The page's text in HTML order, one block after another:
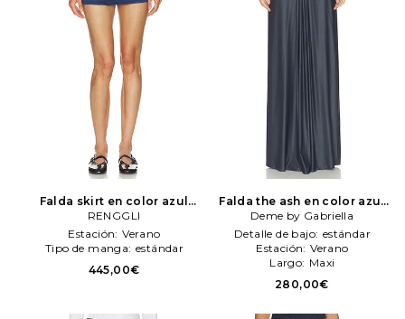
Falda skirt en color azul
mareno RENGGLI
RENGGLI
Estación: Verano
Tipo de manga: estándar
445,00€
Falda the ash en color azul
Deme by Gabriella
Deme by Gabriella
Detalle de bajo: estándar
Estación: Verano
Largo: Maxi
280,00€